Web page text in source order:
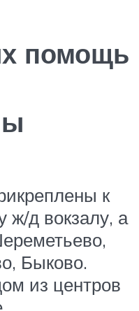
помощь
к
ж/д вокзалу, а
Быково.
из центров